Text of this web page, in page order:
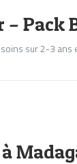
Pack
sur 2-3